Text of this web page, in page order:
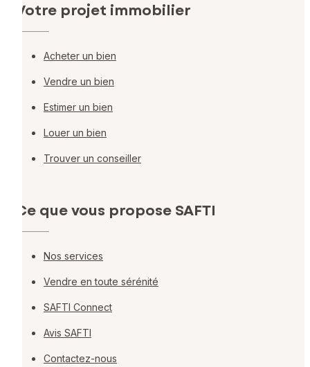
Votre projet immobilier
Acheter un bien
Vendre un bien
Estimer un bien
Louer un bien
Trouver un conseiller
Ce que vous propose SAFTI
Nos services
Vendre en toute sérénité
SAFTI Connect
Avis SAFTI
Contactez-nous